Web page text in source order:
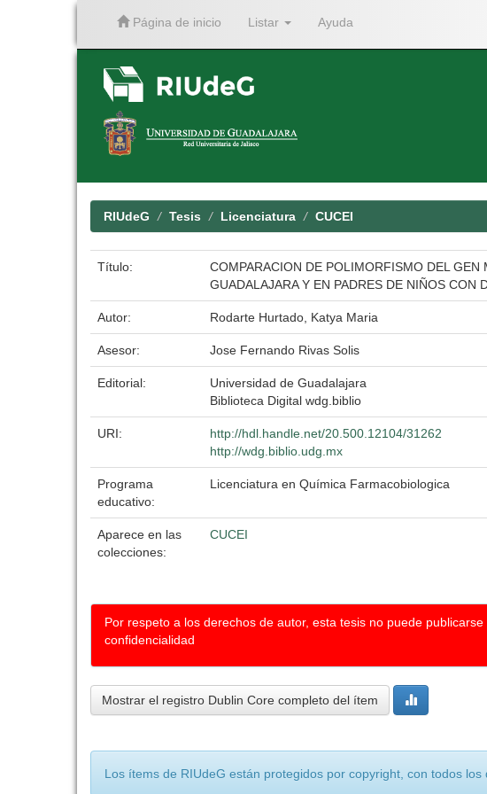
Página de inicio Listar Ayuda
RIUdeG Tesis Licenciatura CUCEI
Título:
COMPARACION DE POLIMORFISMO DEL
GUADALAJARA Y EN PADRES DE NIÑOS CON
Autor: Rodarte Hurtado, Katya Maria
Asesor: Jose Fernando Rivas Solis
Editorial:
Universidad de Guadalajara
Biblioteca Digital wdg.biblio
URI:
http://hdl.handle.net/20.500.12104/31262
http://wdg.biblio.udg.mx
Programa
educativo:
Licenciatura en Química Farmacobiologica
Aparece en las
colecciones:
CUCEI
Por respeto a los derechos de autor, esta tesis no puede
confidencialidad
Mostrar el registro Dublin Core completo del ítem
Los ítems de RIUdeG están protegidos por copyright, con todos